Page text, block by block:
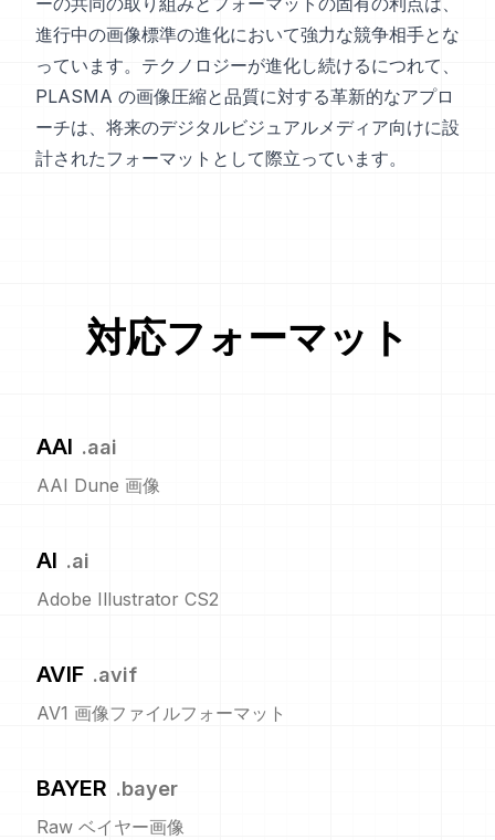
進行中の画像標準の進化において強力な競争相手とな
っています。テクノロジーが進化し続けるにつれて、
PLASMA の画像圧縮と品質に対する革新的なアプロ
ーチは、将来のデジタルビジュアルメディア向けに設
計されたフォーマットとして際立っています。
対応フォーマット
AAI .aai
AAI Dune 画像
AI .ai
Adobe Illustrator CS2
AVIF .avif
AV1 画像ファイルフォーマット
BAYER .bayer
Raw ベイヤー画像